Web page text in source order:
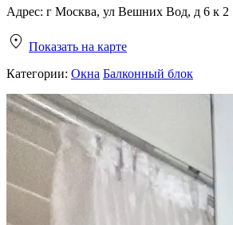
Адрес: г Москва, ул Вешних Вод, д 6 к 2
Показать на карте
Категории: Окна Балконный блок